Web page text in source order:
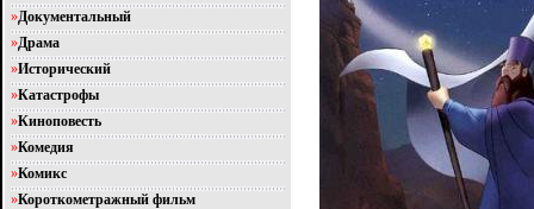
»Документальный
»Драма
»Исторический
»Катастрофы
»Киноповесть
»Комедия
»Комикс
»Короткометражный фильм